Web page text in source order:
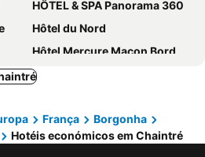
HÔTEL & SPA Panorama 360
Hôtel du Nord
Hôtel Mercure Macon Bord de Saône
Hôtel Inn Design Mâcon Sancé
La Route Des Vins
França
Borgonha
Hotéis económicos em Chaintré